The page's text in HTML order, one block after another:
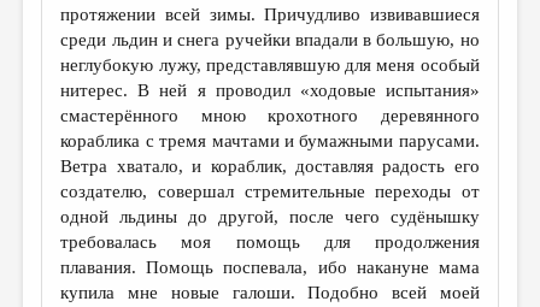
КНИЖНАЯ ПОЛКА
ОБЗОР ЛИТЕРАТУРЫ
СТРАНИЦЫ ПАМЯТИ
ОБЪЯВЛЕНИЯ
КОЛОНКА РЕДАКТОРА
РЕДКОЛЛЕГИЯ
ОТ РЕДАКЦИИ
протяжении всей зимы. Причудливо извивавшиеся
среди льдин и снега ручейки впадали в большую, но
неглубокую лужу, представлявшую для меня особый
нитерес. В ней я проводил «ходовые испытания»
смастерённого мною крохотного деревянного
кораблика с тремя мачтами и бумажными парусами.
Ветра хватало, и кораблик, доставляя радость его
создателю, совершал стремительные переходы от
одной льдины до другой, после чего судёнышку
требовалась моя помощь для продолжения
плавания. Помощь поспевала, ибо накануне мама
купила мне новые галоши. Подобно всей моей